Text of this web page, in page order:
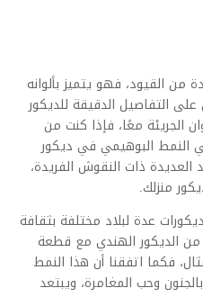
من القيود، فهو يتميز بألوانه
على التفاصيل الدقيقة للديكور
الجريئة معًا، فإذا كنت من
النمط البوهيمي في ديكور
العديدة ذات النقوش الفريدة،
منزلك.
عدة لبلاد مختلفة بثقافة
الديكور الهندي مع قطعة
فكما اتفقنا أن هذا النمط
وحب المغامرة، ويبتعد